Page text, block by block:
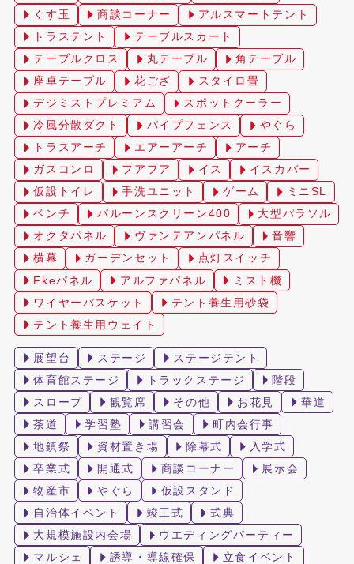
くす玉
商談コーナー
アルスマートテント
トラステント
テーブルスカート
テーブルクロス
丸テーブル
角テーブル
座卓テーブル
花ござ
スタイロ畳
デジミストプレミアム
スポットクーラー
冷風分散ダクト
パイプフェンス
やぐら
トラスアーチ
エアーアーチ
アーチ
ガスコンロ
フアフア イス
イスカバー
仮設トイレ
手洗ユニット ゲーム
ミニSL
ベンチ
バルーンスクリーン400
大型パラソル
オクタパネル
ヴァンテアンパネル
音響
横幕
ガーデンセット
点灯スイッチ
Fkeパネル
アルファパネル
ミスト機
ワイヤーバスケット
テント養生用砂袋
テント養生用ウェイト
展望台 ステージ
ステージテント
体育館ステージ
トラックステージ
階段
スロープ
観覧席 その他 お花見
華道
茶道
学習塾 講習会
町内会行事
地鎮祭
資材置き場 除幕式
入学式
卒業式
開通式 商談コーナー
展示会
物産市
やぐら
仮設スタンド
自治体イベント
竣工式
式典
大規模施設内会場
ウエディングパーティー
マルシェ
誘導・導線確保
立食イベント